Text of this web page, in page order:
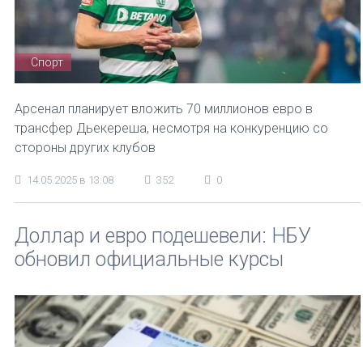
Спорт
Арсенал планирует вложить 70 миллионов евро в
трансфер Дьекереша, несмотря на конкуренцию со
стороны других клубов
14.05.2025 в 13:08 352 0
Доллар и евро подешевели: НБУ
обновил официальные курсы